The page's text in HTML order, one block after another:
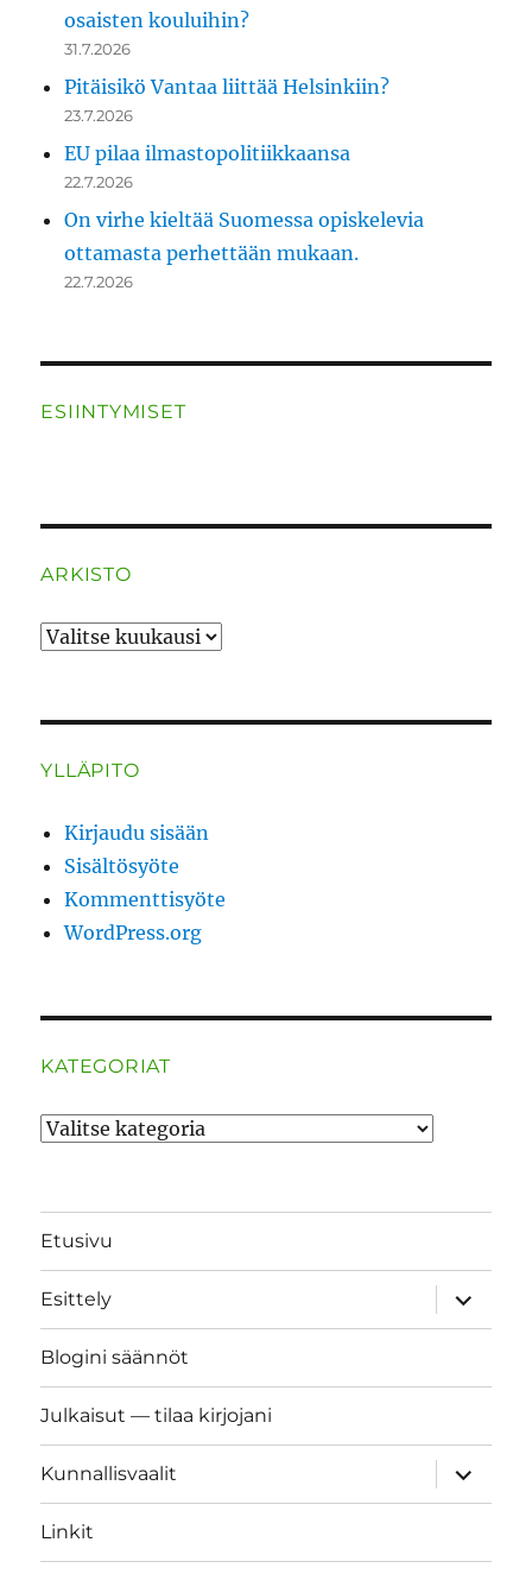
osaisten kouluihin?
31.7.2026
Pitäisikö Vantaa liittää Helsinkiin?
23.7.2026
EU pilaa ilmastopolitiikkaansa
22.7.2026
On virhe kieltää Suomessa opiskelevia
ottamasta perhettään mukaan.
22.7.2026
ESIINTYMISET
ARKISTO
ARKISTO
YLLÄPITO
Kirjaudu sisään
Sisältösyöte
Kommenttisyöte
WordPress.org
KATEGORIAT
Kategoriat
Etusivu
Esittely
näytä
Blogini säännöt
Julkaisut — tilaa kirjojani
Kunnallisvaalit
näytä
Linkit